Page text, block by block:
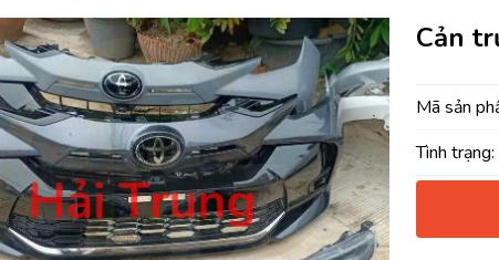
Hộp túi khí
Xe
AC
Cản
Mã sản
Tình trạng: